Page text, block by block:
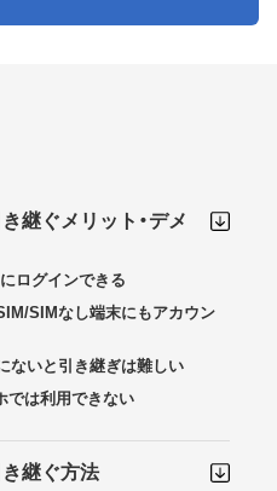
継ぐメリット・デメ
ログインできる
SIMなし端末にもアカウン
ないと引き継ぎは難しい
では利用できない
継ぐ方法